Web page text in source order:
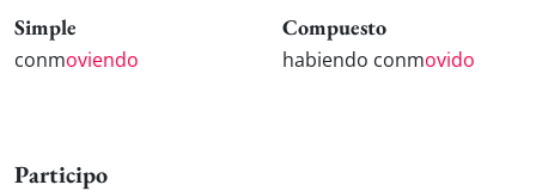
Simple
conmoviendo
Compuesto
habiendo conmovido
Participo